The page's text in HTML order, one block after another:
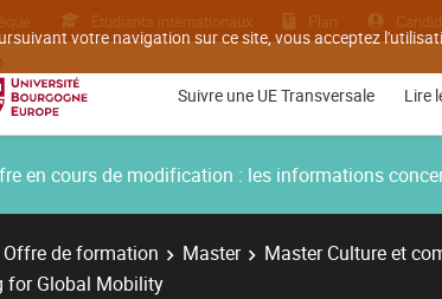
votre navigation sur ce site, vous acceptez
Etudiants internationaux Plan
Suivre une UE Transversale Lire
en cours de modification : les informations
Offre de formation Master Master Culture et
for Global Mobility